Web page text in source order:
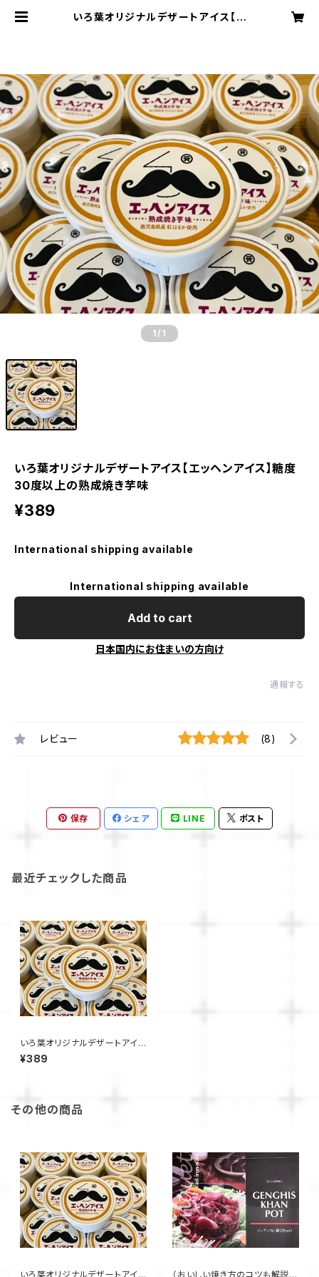
いろ葉オリジナルデザートアイス【エ
1 /1
いろ葉オリジナルデザートアイス【エッヘンアイス】糖度
30度以上の熟成焼き芋味
¥389
International shipping available
International shipping available
Add to cart
日本国内にお住まいの方向け
通報する
レビュー (8)
保存 シェア LINE ポスト
最近チェックした商品
いろ葉オリジナルデザートアイス
【エッヘンアイス】糖度30度以上
の熟成焼き芋味
¥389
その他の商品
いろ葉オリジナルデザートアイス （おいしい焼き方のコツも解説！）